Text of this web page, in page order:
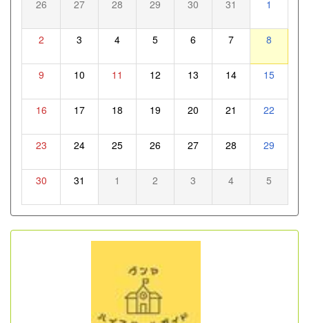
26 27 28 29 30 31 1
2 3 4 5 6 7 8
9 10 11 12 13 14 15
16 17 18 19 20 21 22
23 24 25 26 27 28 29
30 31 1 2 3 4 5